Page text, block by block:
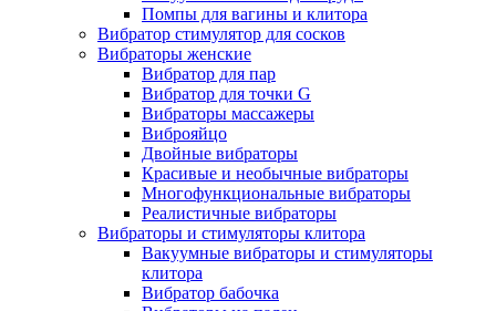
Помпы для вагины и клитора
Вибратор стимулятор для сосков
Вибраторы женские
Вибратор для пар
Вибратор для точки G
Вибраторы массажеры
Виброяйцо
Двойные вибраторы
Красивые и необычные вибраторы
Многофункциональные вибраторы
Реалистичные вибраторы
Вибраторы и стимуляторы клитора
Вакуумные вибраторы и стимуляторы
клитора
Вибратор бабочка